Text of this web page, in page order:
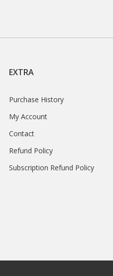
EXTRA
Purchase History
My Account
Contact
Refund Policy
Subscription Refund Policy